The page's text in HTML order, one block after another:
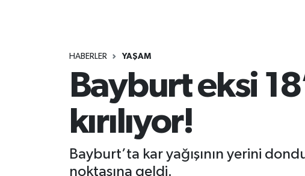
HABERLER YAŞAM
Bayburt eksi
kırılıyor!
Bayburt’ta kar yağışının yerini
noktasına geldi.
Süper Lig Puan Durumu ve Fikstür
Son Dakika Haberleri
Haber Arşivi